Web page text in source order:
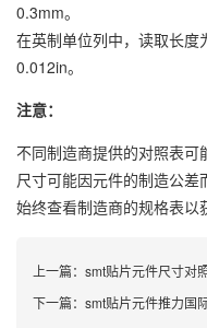
0.3mm。
在英制单位列中，读取长
0.012in。
注意：
不同制造商提供的对照表可
尺寸可能因元件的制造公差
始终查看制造商的规格表以
上一篇： smt贴片元件尺寸对
下一篇： smt贴片元件推力国